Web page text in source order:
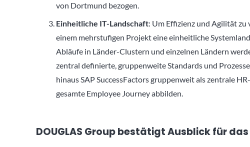
von Dortmund bezogen.
Einheitliche IT-Landschaft: Um Effizienz und Agilität
einem mehrstufigen Projekt eine einheitliche
Abläufe in Länder-Clustern und einzelnen Ländern
zentral definierte, gruppenweite Standards und
hinaus SAP SuccessFactors gruppenweit als zentrale
gesamte Employee Journey abbilden.
DOUGLAS Group bestätigt Ausblick für